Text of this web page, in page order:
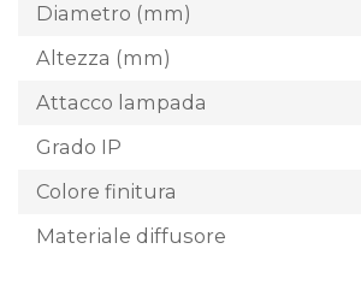
Diametro (mm)
Altezza (mm)
Attacco lampada
Grado IP
Colore finitura
Materiale diffusore